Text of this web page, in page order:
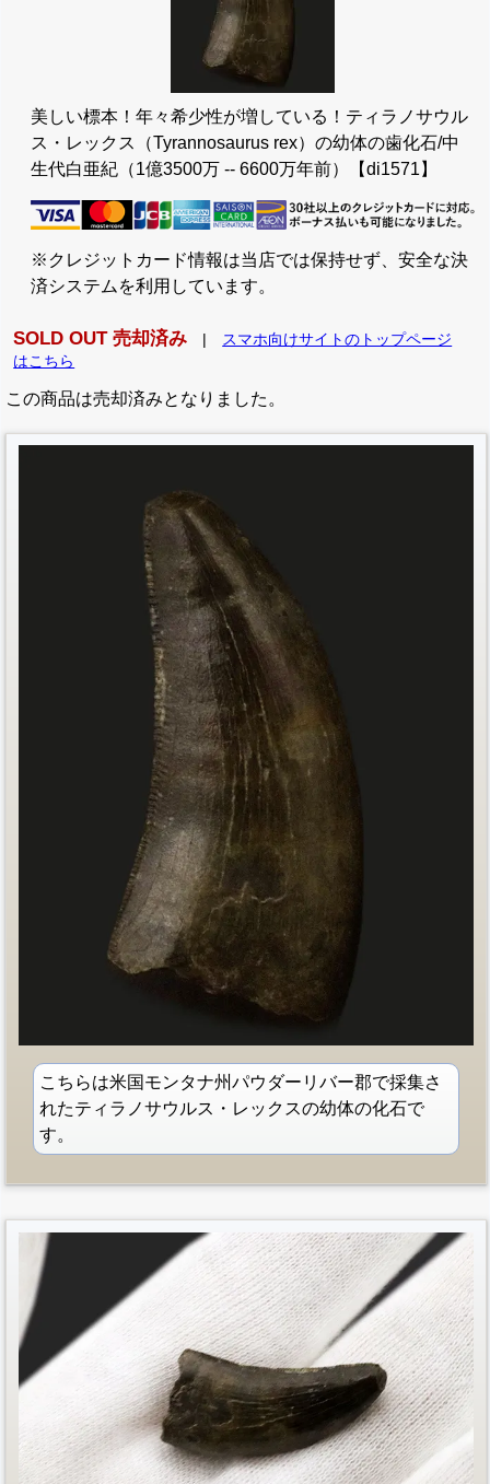
美しい標本！年々希少性が増している！ティラノサウル
ス・レックス（Tyrannosaurus rex）の幼体の歯化石/中
生代白亜紀（1億3500万 -- 6600万年前）【di1571】
※クレジットカード情報は当店では保持せず、安全な決
済システムを利用しています。
SOLD OUT 売却済み
スマホ向けサイトのトップページ
はこちら
この商品は売却済みとなりました。
こちらは米国モンタナ州パウダーリバー郡で採集さ
れたティラノサウルス・レックスの幼体の化石で
す。